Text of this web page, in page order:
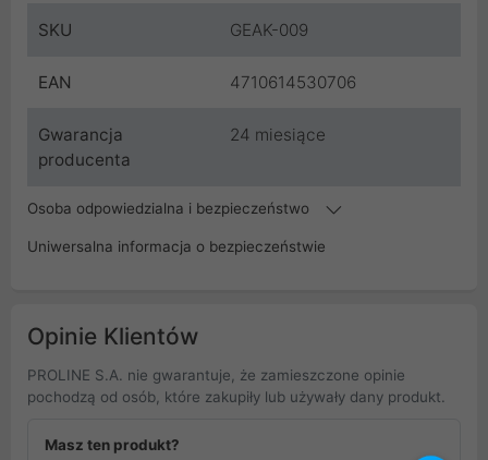
SKU GEAK-009
EAN 4710614530706
Gwarancja
producenta
24 miesiące
Osoba odpowiedzialna i bezpieczeństwo
Uniwersalna informacja o bezpieczeństwie
Opinie Klientów
PROLINE S.A. nie gwarantuje, że zamieszczone opinie
pochodzą od osób, które zakupiły lub używały dany produkt.
Masz ten produkt?